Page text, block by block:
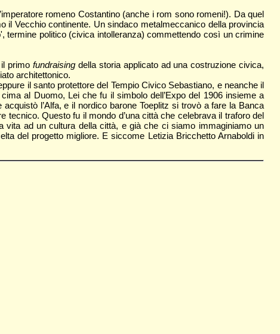
romeno Costantino (anche i rom sono romeni!). Da quel
il Vecchio continente. Un sindaco metalmeccanico della provincia
termine politico (civica intolleranza) commettendo così un crimine
il primofundraising della storia applicato ad una costruzione civica,
architettonico.
il santo protettore del Tempio Civico Sebastiano, e neanche il
al Duomo, Lei che fu il simbolo dell’Expo del 1906 insieme a
l’Alfa, e il nordico barone Toeplitz si trovò a fare la Banca
tecnico. Questo fu il mondo d’una città che celebrava il traforo del
vita ad un cultura della città, e già che ci siamo immaginiamo un
del progetto migliore. E siccome Letizia Bricchetto Arnaboldi in